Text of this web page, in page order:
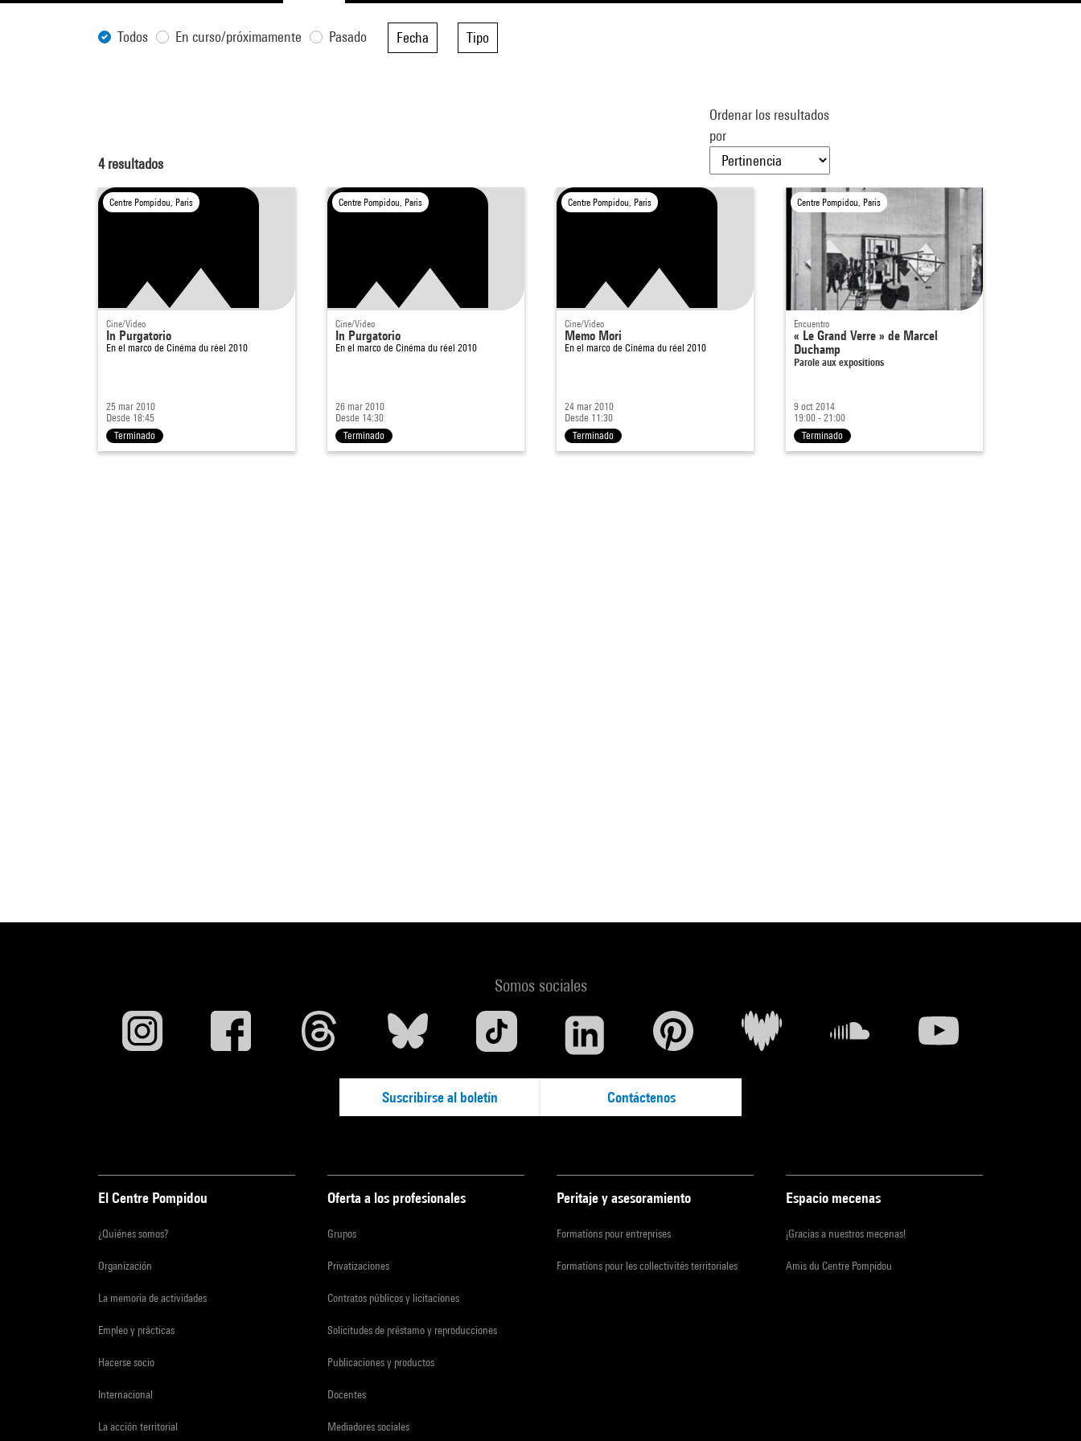
Todos En curso/próximamente Pasado Fecha Tipo
4resultados
Ordenar los resultados
por
Centre Pompidou, Paris
Cine/Video
In Purgatorio
En el marco de Cinéma du réel 2010
25 mar 2010
Desde 18:45
Terminado
Centre Pompidou, Paris
Cine/Video
In Purgatorio
En el marco de Cinéma du réel 2010
26 mar 2010
Desde 14:30
Terminado
Centre Pompidou, Paris
Cine/Video
Memo Mori
En el marco de Cinéma du réel 2010
24 mar 2010
Desde 11:30
Terminado
Centre Pompidou, Paris
Encuentro
« Le Grand Verre » de Marcel
Duchamp
Parole aux expositions
9 oct 2014
19:00 - 21:00
Terminado
Somos sociales
Suscribirse al boletín Contáctenos
El Centre Pompidou
¿Quiénes somos?
Organización
La memoria de actividades
Empleo y prácticas
Hacerse socio
Internacional
La acción territorial
Oferta a los profesionales
Grupos
Privatizaciones
Contratos públicos y licitaciones
Solicitudes de préstamo y reproducciones
Publicaciones y productos
Docentes
Mediadores sociales
Peritaje y asesoramiento
Formations pour entreprises
Formations pour les collectivités territoriales
Espacio mecenas
¡Gracias a nuestros mecenas!
Amis du Centre Pompidou